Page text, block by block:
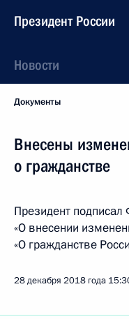
Президент России
Новости
Документы
Внесены
о гражданстве
Президент
«О внесении
«О гражданстве
28 декабря 2018 года